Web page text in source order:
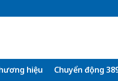
hiệu Chuyển động